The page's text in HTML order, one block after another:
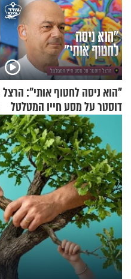
"הוא ניסה לחטוף אותי": הרצל
דוסטר על מסע חייו המטלטל